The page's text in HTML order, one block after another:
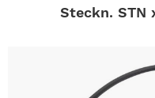
Steckn. STN